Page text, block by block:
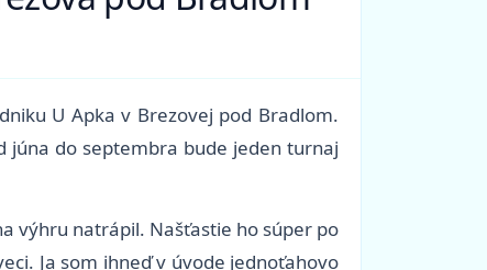
U Apka v Brezovej pod Bradlom.
júna do septembra bude jeden turnaj
výhru natrápil. Našťastie ho súper po
Ja som ihneď v úvode jednoťahovo